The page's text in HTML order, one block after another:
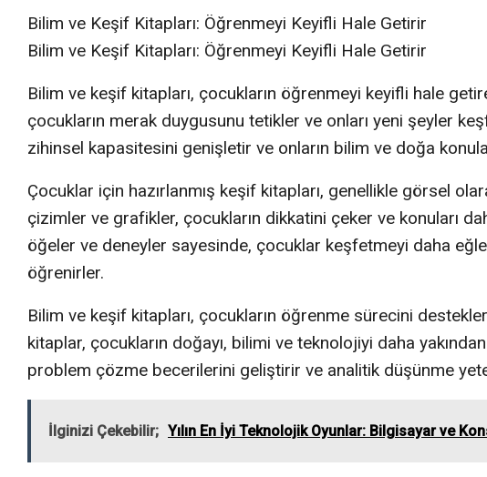
Bilim ve Keşif Kitapları: Öğrenmeyi Keyifli Hale Getirir
Bilim ve Keşif Kitapları: Öğrenmeyi Keyifli Hale Getirir
Bilim ve keşif kitapları, çocukların öğrenmeyi keyifli hale
çocukların merak duygusunu tetikler ve onları yeni şeyler
zihinsel kapasitesini genişletir ve onların bilim ve doğa
Çocuklar için hazırlanmış keşif kitapları, genellikle görsel
çizimler ve grafikler, çocukların dikkatini çeker ve konuları
öğeler ve deneyler sayesinde, çocuklar keşfetmeyi daha
öğrenirler.
Bilim ve keşif kitapları, çocukların öğrenme sürecini
kitaplar, çocukların doğayı, bilimi ve teknolojiyi daha
problem çözme becerilerini geliştirir ve analitik düşünme
İlginizi Çekebilir; Yılın En İyi Teknolojik Oyunlar: Bilgisayar ve